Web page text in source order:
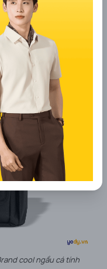
cool ngầu cá tính